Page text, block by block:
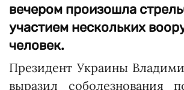
вечером произошла
участием нескольких
человек.
Президент Украины
выразил соболезнования